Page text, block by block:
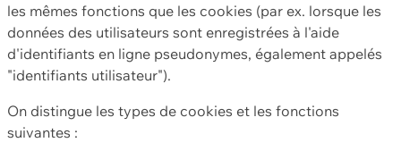
les mêmes fonctions que les cookies (par ex. lorsque les
données des utilisateurs sont enregistrées à l'aide
d'identifiants en ligne pseudonymes, également appelés
"identifiants utilisateur").
On distingue les types de cookies et les fonctions
suivantes :